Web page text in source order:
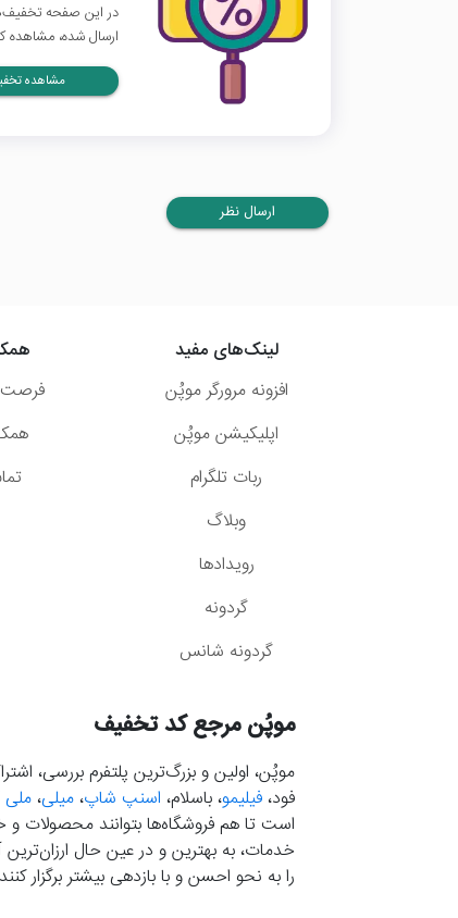
در این صفحه
ارسال شده، مشاهده
مشاهده
ارسال نظر
لینک‌های مفید
افزونه مرورگر موپُن
اپلیکیشن موپُن
ربات تلگرام
وبلاگ
رویدادها
گردونه
گردونه شانس
موپُن مرجع کد تخفیف
موپُن، اولین و بزرگ‌ترین پلتفرم بررسی،
فود، فیلیمو، باسلام، اسنپ شاپ، میلی، ملی
است تا هم فروشگاه‌ها بتوانند محصولات و
خدمات، به بهترین و در عین حال
را به نحو احسن و با بازدهی بیشتر برگزار